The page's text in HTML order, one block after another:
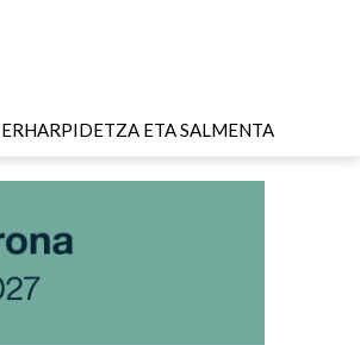
HARPIDETZA ETA SALMENTA